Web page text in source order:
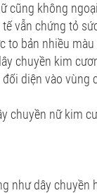
cũng không
vẫn chứng tỏ
to bản nhiều màu
chuyền kim
diện vào vùng
chuyền nữ kim
như dây chuyền